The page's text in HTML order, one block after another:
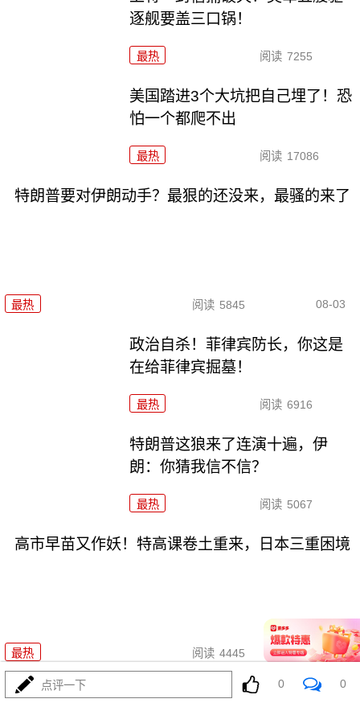
逐舰要盖三口锅！
最热 阅读 7255
美国踏进3个大坑把自己埋了！恐
怕一个都爬不出
最热 阅读 17086
特朗普要对伊朗动手？最狠的还没来，最骚的来了
最热 阅读 5845 08-03
政治自杀！菲律宾防长，你这是
在给菲律宾掘墓！
最热 阅读 6916
特朗普这狼来了连演十遍，伊
朗：你猜我信不信？
最热 阅读 5067
高市早苗又作妖！特高课卷土重来，日本三重困境
最热 阅读 4445 08-03
央视：空警600横空出世，美航母
点评一下 0 0